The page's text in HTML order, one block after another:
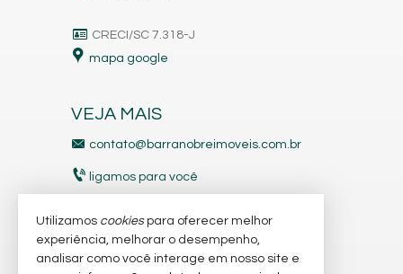
CRECI/SC 7.318-J
mapa google
VEJA MAIS
contato@barranobreimoveis.com.br
ligamos para você
indicadores financeiros
Utilizamos cookiespara oferecer melhor
experiência, melhorar o desempenho,
analisar como você interage em nosso site e